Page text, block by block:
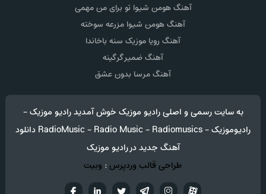
آهنگ هومن شیوا تو برای من مهمی
آهنگ هومن شیوا مزرعه سوخته
آهنگ رویا موزیک سنه باخاندا
آهنگ ضمیر گرگینه
آهنگ مرسا بدون عشق
به سایت رسمی و اصلی رادیو موزیک خوش آمدید رادیو موزیک -
رادیوموزیک - RadioMusic - Radio Music - Radiomusics دانلود
آهنگ جدید در رادیو موزیک
طراحی قالب وردپرس: وبیت
تويترتلگراماینستاگرام آپارات